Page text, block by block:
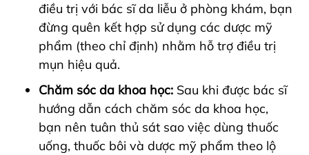
điều trị với bác sĩ da liễu ở phòng khám, bạn
đừng quên kết hợp sử dụng các dược mỹ
phẩm (theo chỉ định) nhằm hỗ trợ điều trị
mụn hiệu quả.
Chăm sóc da khoa học: Sau khi được bác sĩ
hướng dẫn cách chăm sóc da khoa học,
bạn nên tuân thủ sát sao việc dùng thuốc
uống, thuốc bôi và dược mỹ phẩm theo lộ